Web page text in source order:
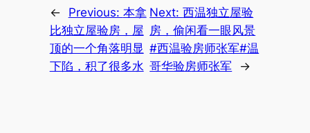
← Previous: 本拿
比独立屋验房，屋
顶的一个角落明显
下陷，积了很多水
Next:西温独立屋验
房，偷闲看一眼风景
#西温验房师张军#温
哥华验房师张军
→